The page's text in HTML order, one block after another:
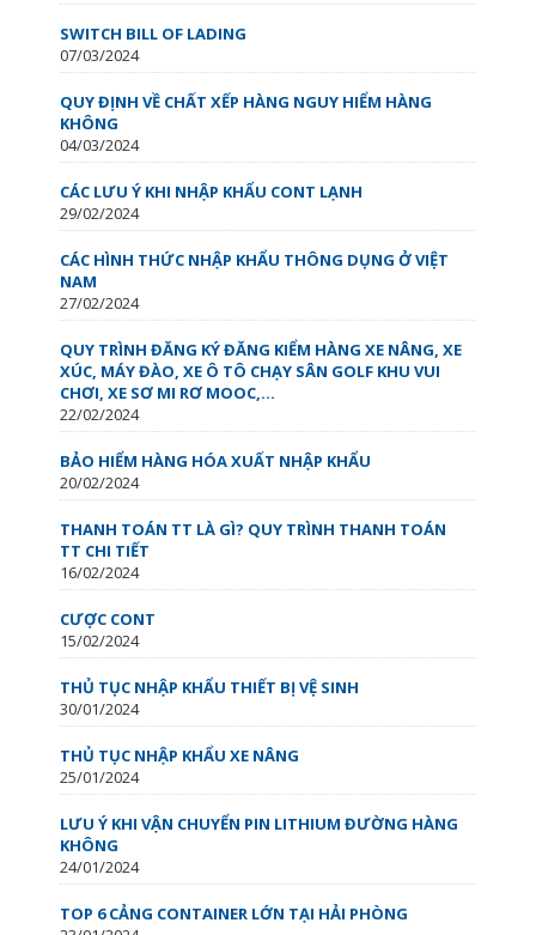
SWITCH BILL OF LADING
07/03/2024
QUY ĐỊNH VỀ CHẤT XẾP HÀNG NGUY HIỂM HÀNG
KHÔNG
04/03/2024
CÁC LƯU Ý KHI NHẬP KHẨU CONT LẠNH
29/02/2024
CÁC HÌNH THỨC NHẬP KHẨU THÔNG DỤNG Ở VIỆT
NAM
27/02/2024
QUY TRÌNH ĐĂNG KÝ ĐĂNG KIỂM HÀNG XE NÂNG, XE
XÚC, MÁY ĐÀO, XE Ô TÔ CHẠY SÂN GOLF KHU VUI
CHƠI, XE SƠ MI RƠ MOOC,...
22/02/2024
BẢO HIỂM HÀNG HÓA XUẤT NHẬP KHẨU
20/02/2024
THANH TOÁN TT LÀ GÌ? QUY TRÌNH THANH TOÁN
TT CHI TIẾT
16/02/2024
CƯỢC CONT
15/02/2024
THỦ TỤC NHẬP KHẨU THIẾT BỊ VỆ SINH
30/01/2024
THỦ TỤC NHẬP KHẨU XE NÂNG
25/01/2024
LƯU Ý KHI VẬN CHUYỂN PIN LITHIUM ĐƯỜNG HÀNG
KHÔNG
24/01/2024
TOP 6 CẢNG CONTAINER LỚN TẠI HẢI PHÒNG